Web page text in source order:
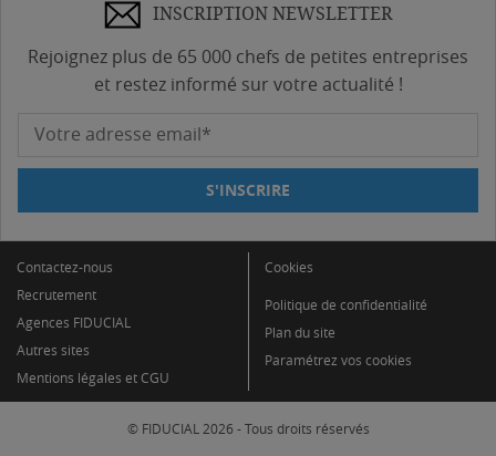
INSCRIPTION NEWSLETTER
Rejoignez plus de 65 000 chefs de petites entreprises
et restez informé sur votre actualité !
Votre adresse email*
S'INSCRIRE
Contactez-nous
Recrutement
Agences FIDUCIAL
Autres sites
Mentions légales et CGU
Cookies
Politique de confidentialité
Plan du site
Paramétrez vos cookies
© FIDUCIAL 2026 - Tous droits réservés